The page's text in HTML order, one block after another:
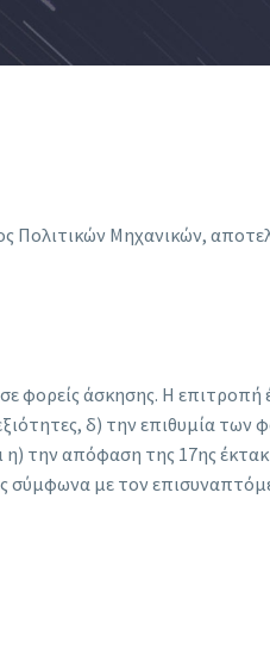
Πολιτικών Μηχανικών,
φορείς άσκησης. Η
δ) την επιθυμία
η) την απόφαση της 17ης
σύμφωνα με τον